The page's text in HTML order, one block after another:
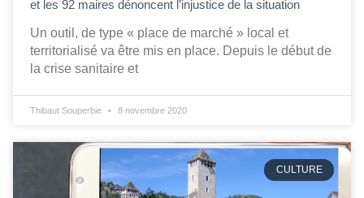
et les 92 maires dénoncent l’injustice de la situation
Un outil, de type « place de marché » local et
territorialisé va être mis en place. Depuis le début de
la crise sanitaire et
Thibaut Souperbie 8 novembre 2020
CULTURE